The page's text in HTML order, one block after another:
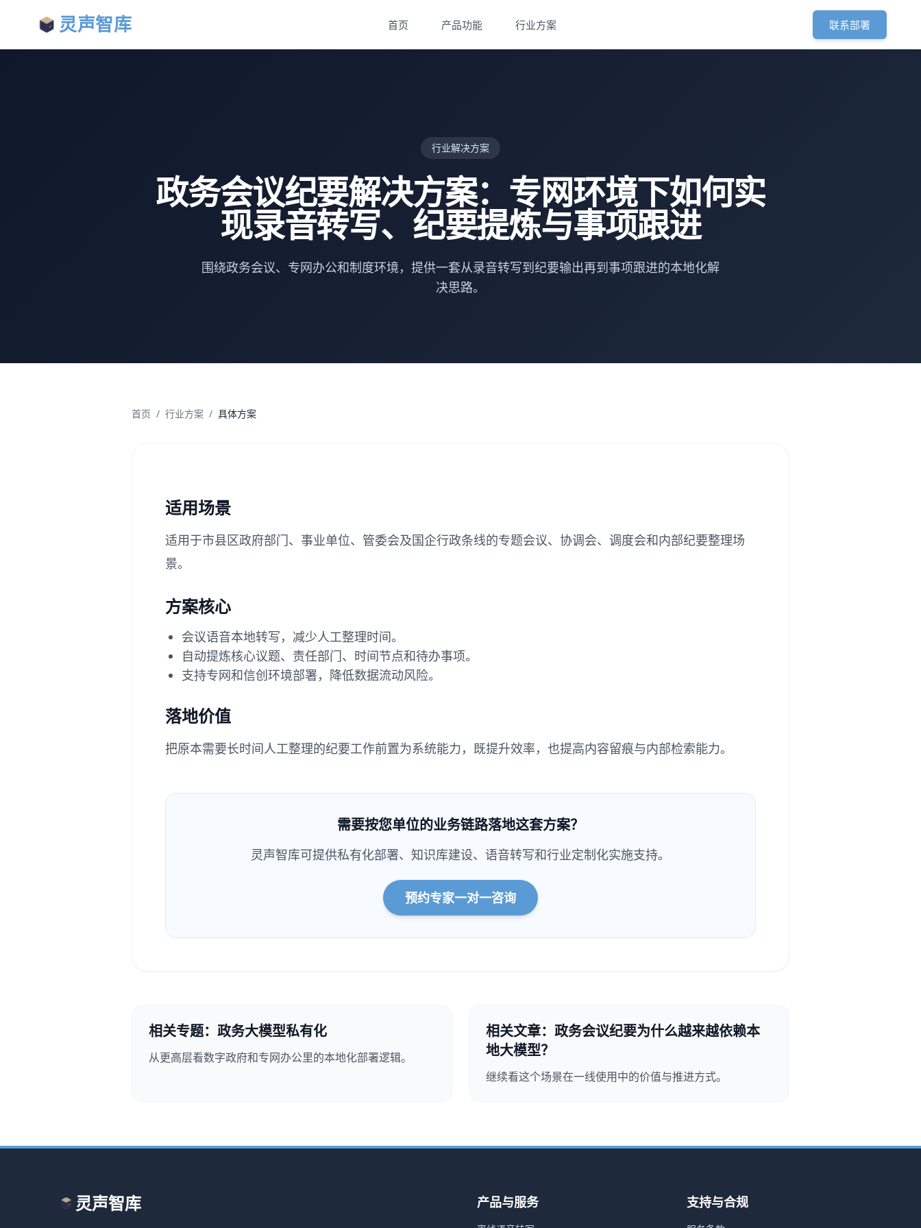
灵声智库 首页 产品功能 行业方案 联系部署
行业解决方案
政务会议纪要解决方案：专网环境下如何实
现录音转写、纪要提炼与事项跟进
围绕政务会议、专网办公和制度环境，提供一套从录音转写到纪要输出再到事项跟进的本地化解
决思路。
首页 / 行业方案 / 具体方案
适用场景
适用于市县区政府部门、事业单位、管委会及国企行政条线的专题会议、协调会、调度会和内部纪要整理场
景。
方案核心
会议语音本地转写，减少人工整理时间。
自动提炼核心议题、责任部门、时间节点和待办事项。
支持专网和信创环境部署，降低数据流动风险。
落地价值
把原本需要长时间人工整理的纪要工作前置为系统能力，既提升效率，也提高内容留痕与内部检索能力。
需要按您单位的业务链路落地这套方案？
灵声智库可提供私有化部署、知识库建设、语音转写和行业定制化实施支持。
预约专家一对一咨询
相关专题：政务大模型私有化
从更高层看数字政府和专网办公里的本地化部署逻辑。
相关文章：政务会议纪要为什么越来越依赖本
地大模型？
继续看这个场景在一线使用中的价值与推进方式。
灵声智库 产品与服务 支持与合规